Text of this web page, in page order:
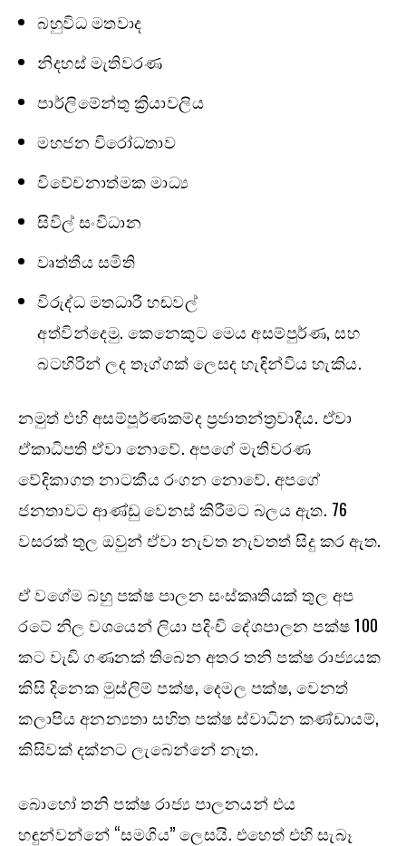
බහුවිධ මතවාද
නිදහස් මැතිවරණ
පාර්ලිමේන්තු ක්‍රියාවලිය
මහජන විරෝධතාව
විවේචනාත්මක මාධ්‍ය
සිවිල් සංවිධාන
වෘත්තීය සමිති
විරුද්ධ මතධාරී හඬවල්
අත්වින්දෙමු. කෙනෙකුට මෙය අසම්පුර්ණ, සහ
බටහිරින් ලද තෑග්ගක් ලෙසද හැඳින්විය හැකිය.
නමුත් එහි අසම්පූර්ණකම්ද ප්‍රජාතන්ත්‍රවාදීය. ඒවා
ඒකාධිපති ඒවා නොවේ. අපගේ මැතිවරණ
වේදිකාගත නාටකීය රංගන නොවේ. අපගේ
ජනතාවට ආණ්ඩු වෙනස් කිරීමට බලය ඇත. 76
වසරක් තුල ඔවුන් ඒවා නැවත නැවතත් සිදු කර ඇත.
ඒ වගේම බහු පක්ෂ පාලන සංස්කෘතියක් තුල අප
රටේ නිල වශයෙන් ලියා පදිංචි දේශපාලන පක්ෂ 100
කට වැඩි ගණනක් තිබෙන අතර තනි පක්ෂ රාජ්‍යයක
කිසි දිනෙක මුස්ලිම් පක්ෂ, දෙමල පක්ෂ, වෙනත්
කලාපිය අනන්‍යතා සහිත පක්ෂ ස්වාධින කණ්ඩායම්,
කිසිවක් දක්නට ලැබෙන්නේ නැත.
බොහෝ තනි පක්ෂ රාජ්‍ය පාලනයන් එය
හඳුන්වන්නේ “සමගිය” ලෙසයි. එහෙත් එහි සැබෑ